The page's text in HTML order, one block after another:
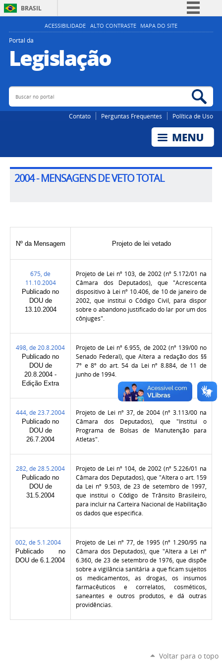
BRASIL
Simplifique!
Legislação
ACESSIBILIDADE ALTO CONTRASTE MAPA DO SITE
Portal da
Legislação
Buscar no portal
Contato Perguntas Frequentes Política de Uso
2004 - MENSAGENS DE VETO TOTAL
Nº da Mensagem Projeto de lei vetado
675, de
11.10.2004
Publicado no
DOU de
13.10.2004
Projeto de Lei nº 103, de 2002 (nº 5.172/01 na
Câmara dos Deputados), que "Acrescenta
dispositivo à Lei nº 10.406, de 10 de janeiro de
2002, que institui o Código Civil, para dispor
sobre o abandono justificado do lar por um dos
cônjuges".
498, de 20.8.2004
Publicado no
DOU de
20.8.2004 -
Edição Extra
Projeto de Lei nº 6.955, de 2002 (nº 139/00 no
Senado Federal), que Altera a redação dos §§
7º e 8º do art. 54 da Lei nº 8.884, de 11 de
junho de 1994.
444, de 23.7.2004
Publicado no
DOU de
26.7.2004
Projeto de Lei nº 37, de 2004 (nº 3.113/00 na
Câmara dos Deputados), que "Institui o
Programa de Bolsas de Manutenção para
Atletas".
282, de 28.5.2004
Publicado no
DOU de
31.5.2004
Projeto de Lei nº 104, de 2002 (nº 5.226/01 na
Câmara dos Deputados), que "Altera o art. 159
da Lei nº 9.503, de 23 de setembro de 1997,
que institui o Código de Trânsito Brasileiro,
para incluir na Carteira Nacional de Habilitação
os dados que especifica.
002, de 5.1.2004
Publicado no
DOU de 6.1.2004
Projeto de Lei nº 77, de 1995 (nº 1.290/95 na
Câmara dos Deputados), que "Altera a Lei nº
6.360, de 23 de setembro de 1976, que dispõe
sobre a vigilância sanitária a que ficam sujeitos
os medicamentos, as drogas, os insumos
farmacêuticos e correlatos, cosméticos,
saneantes e outros produtos, e dá outras
providências.
Voltar para o topo